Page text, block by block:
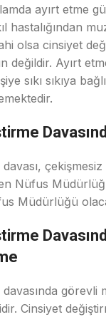
ayırt etme
hastalığından
olsa cinsiyet
değildir. Ayırt
sıkı sıkıya
çekişmesiz
Nüfus
Müdürlüğü
görevli
Cinsiyet